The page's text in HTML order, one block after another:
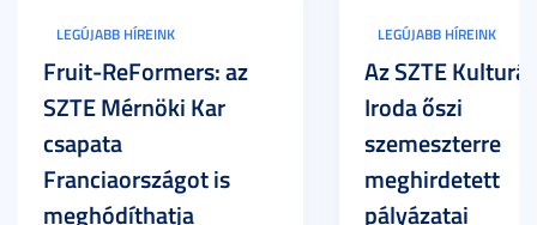
LEGÚJABB HÍREINK
Fruit-ReFormers: az
SZTE Mérnöki Kar
csapata
Franciaországot is
meghódíthatja
LEGÚJABB HÍREINK
Az SZTE
Iroda őszi
szemeszterre
meghirdetett
pályázatai